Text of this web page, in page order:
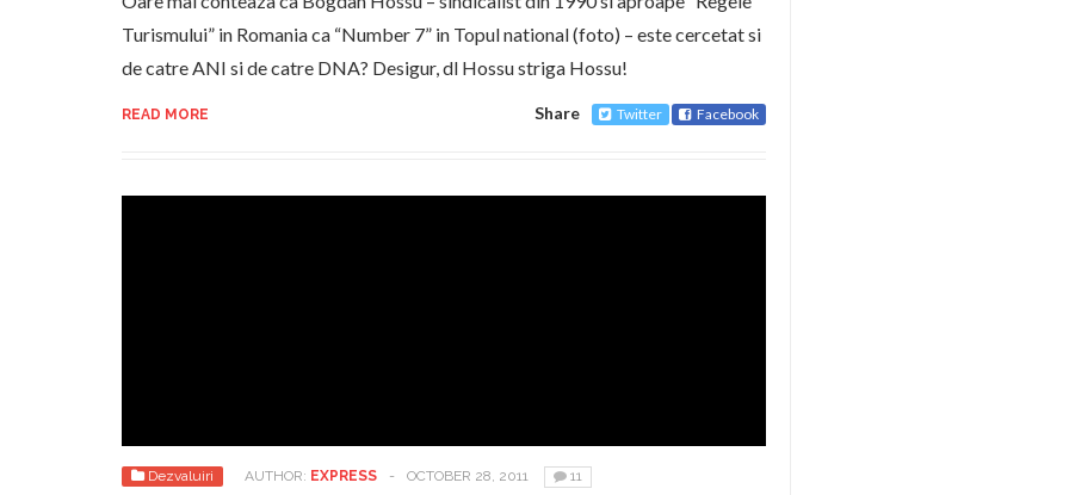
Turismului” in Romania ca “Number 7” in Topul national (foto) – este cercetat si
de catre ANI si de catre DNA? Desigur, dl Hossu striga Hossu!
READ MORE Share Twitter Facebook
Dezvaluiri AUTHOR: EXPRESS - OCTOBER 28, 2011 11